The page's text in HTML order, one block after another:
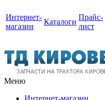
Интернет-
магазин
Каталоги
Прайс-
лист
Меню
Интернет-магазин